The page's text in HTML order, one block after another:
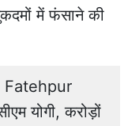
में फंसाने की
Fatehpur
योगी, करोड़ों